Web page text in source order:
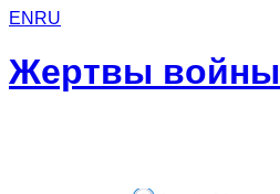
EN RU
Жертвы войны